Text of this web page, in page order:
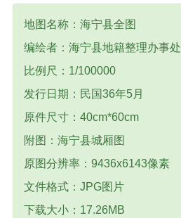
地图名称：海宁县全图
编绘者：海宁县地籍整理办事处
比例尺：1/100000
发行日期：民国36年5月
原件尺寸：40cm*60cm
附图：海宁县城厢图
原图分辨率：9436x6143像素
文件格式：JPG图片
下载大小：17.26MB